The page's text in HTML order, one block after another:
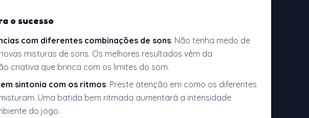
o sucesso
com diferentes combinações de sons: Não tenha medo de
misturas de sons. Os melhores resultados vêm da
criativa que brinca com os limites do som.
sintonia com os ritmos: Preste atenção em como os diferentes
Uma batida bem ritmada aumentará a intensidade
do jogo.